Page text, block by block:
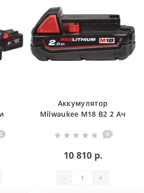
Аккумулятор
Milwaukee M18 B2 2 Ач
0
10 810 р.
- +